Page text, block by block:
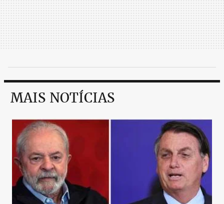
MAIS NOTÍCIAS